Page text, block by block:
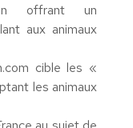
offrant un
aux animaux
cible les «
les animaux